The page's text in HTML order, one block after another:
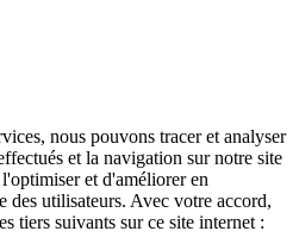
nous pouvons tracer et analyser
et la navigation sur notre site
et d'améliorer en
des utilisateurs. Avec votre accord,
tiers suivants sur ce site internet :